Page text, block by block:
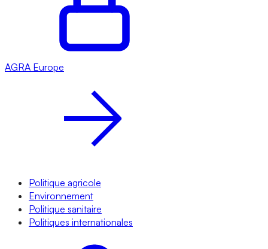
AGRA Europe
Politique agricole
Environnement
Politique sanitaire
Politiques internationales